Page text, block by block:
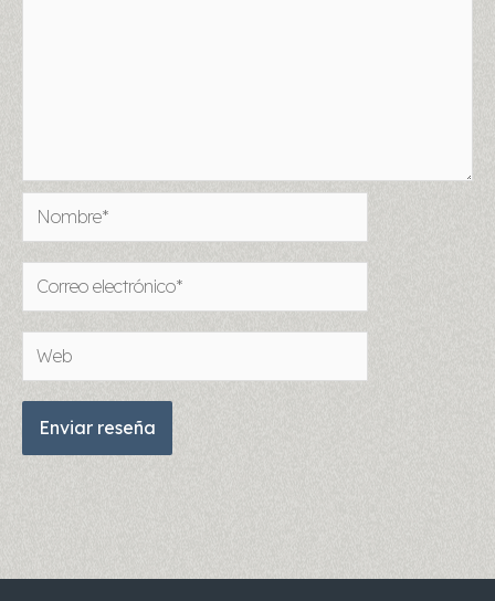
Nombre*
Correo
electrónico*
Web